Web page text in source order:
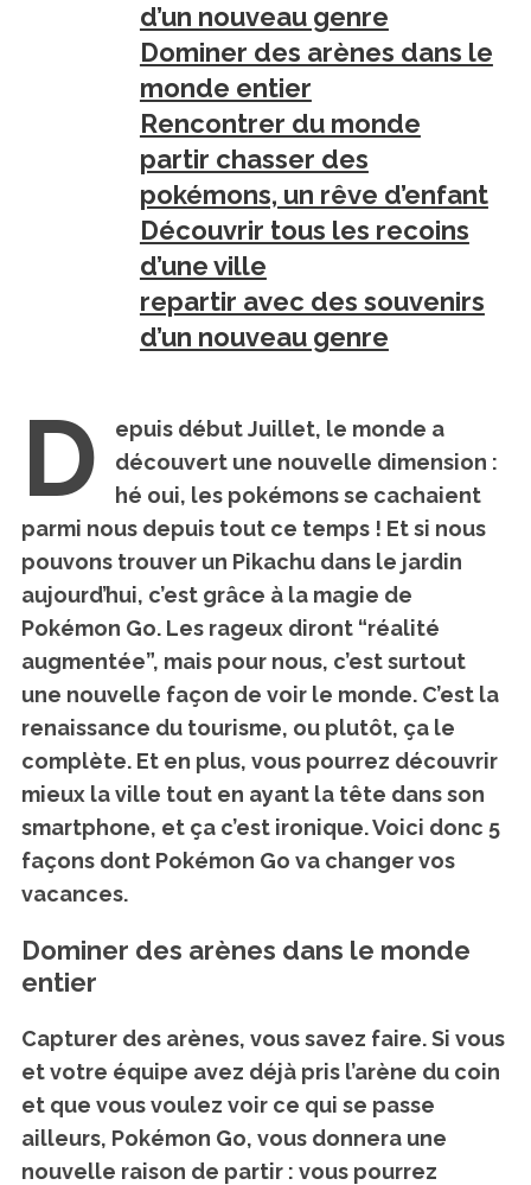
d’un nouveau genre
Dominer des arènes dans le
monde entier
Rencontrer du monde
partir chasser des
pokémons, un rêve d’enfant
Découvrir tous les recoins
d’une ville
repartir avec des souvenirs
d’un nouveau genre
D
epuis début Juillet, le monde a
découvert une nouvelle dimension :
hé oui, les pokémons se cachaient
parmi nous depuis tout ce temps ! Et si nous
pouvons trouver un Pikachu dans le jardin
aujourd’hui, c’est grâce à la magie de
Pokémon Go.Les rageux diront “réalité
augmentée”, mais pour nous, c’est surtout
une nouvelle façon de voir le monde. C’est la
renaissance du tourisme, ou plutôt, ça le
complète. Et en plus, vous pourrez découvrir
mieux la ville tout en ayant la tête dans son
smartphone, et ça c’est ironique. Voici donc 5
façons dont Pokémon Go va changer vos
vacances.
Dominer des arènes dans le monde
entier
Capturer des arènes, vous savez faire. Si vous
et votre équipe avez déjà pris l’arène du coin
et que vous voulez voir ce qui se passe
ailleurs, Pokémon Go, vous donnera une
nouvelle raison de partir : vous pourrez